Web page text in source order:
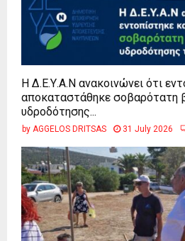
Η Δ.Ε.Υ.Α.Ν ανακοινώνει ότι
αποκαταστάθηκε σοβαρότατη
υδροδότησης...
by AGGELOS DRITSAS 31 July 2026